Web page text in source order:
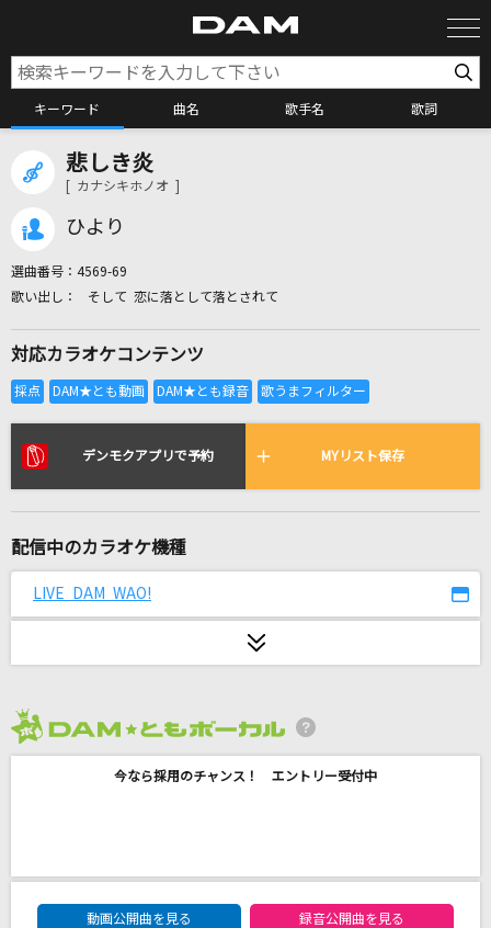
キーワード 曲名 歌手名 歌詞
全国りれき
リアルタイムで歌われている曲の一覧
あなたがいたから僕がいた
2005・POPS 女
Mrs. GREEN APPLE
[生音]ハッピーラッキーチャッピー
悲しき炎
[ カナシキホノオ ]
ひより
選曲番号： 4569-69
そして 恋に落として落とされて
対応カラオケコンテンツ
デンモクアプリで予約 MYリスト保存
配信中のカラオケ機種
LIVE DAM WAO!
今なら採用のチャンス！ エントリー受付中
DAM★ともボーカルエントリーランキング
動画公開曲を見る
録音公開曲を見る